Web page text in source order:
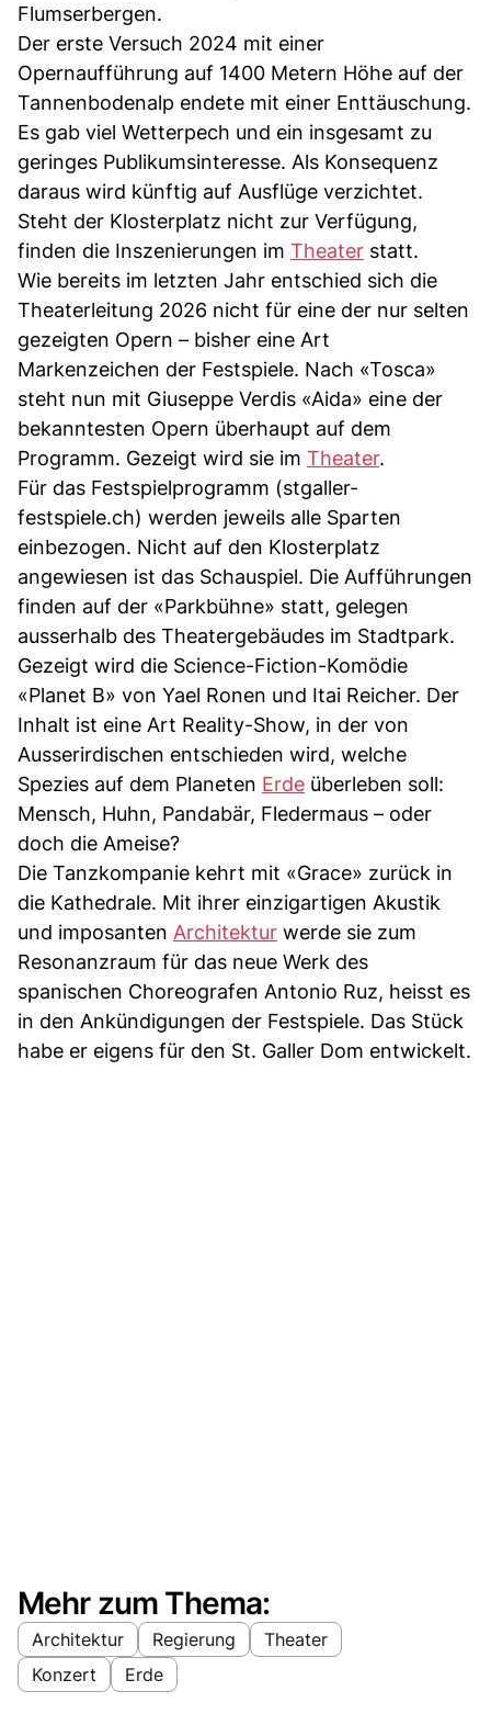
Flumserbergen.
Der erste Versuch 2024 mit einer
Opernaufführung auf 1400 Metern Höhe auf der
Tannenbodenalp endete mit einer Enttäuschung.
Es gab viel Wetterpech und ein insgesamt zu
geringes Publikumsinteresse. Als Konsequenz
daraus wird künftig auf Ausflüge verzichtet.
Steht der Klosterplatz nicht zur Verfügung,
finden die Inszenierungen im Theater statt.
Wie bereits im letzten Jahr entschied sich die
Theaterleitung 2026 nicht für eine der nur selten
gezeigten Opern – bisher eine Art
Markenzeichen der Festspiele. Nach «Tosca»
steht nun mit Giuseppe Verdis «Aida» eine der
bekanntesten Opern überhaupt auf dem
Programm. Gezeigt wird sie im Theater.
Für das Festspielprogramm (stgaller-
festspiele.ch) werden jeweils alle Sparten
einbezogen. Nicht auf den Klosterplatz
angewiesen ist das Schauspiel. Die Aufführungen
finden auf der «Parkbühne» statt, gelegen
ausserhalb des Theatergebäudes im Stadtpark.
Gezeigt wird die Science-Fiction-Komödie
«Planet B» von Yael Ronen und Itai Reicher. Der
Inhalt ist eine Art Reality-Show, in der von
Ausserirdischen entschieden wird, welche
Spezies auf dem Planeten Erde überleben soll:
Mensch, Huhn, Pandabär, Fledermaus – oder
doch die Ameise?
Die Tanzkompanie kehrt mit «Grace» zurück in
die Kathedrale. Mit ihrer einzigartigen Akustik
und imposanten Architektur werde sie zum
Resonanzraum für das neue Werk des
spanischen Choreografen Antonio Ruz, heisst es
in den Ankündigungen der Festspiele. Das Stück
habe er eigens für den St. Galler Dom entwickelt.
Mehr zum Thema:
Architektur Regierung
Theater
Konzert
Erde